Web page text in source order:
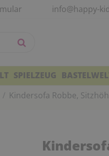
info@happy-
SPIELZEUG
Kindersofa Robbe,